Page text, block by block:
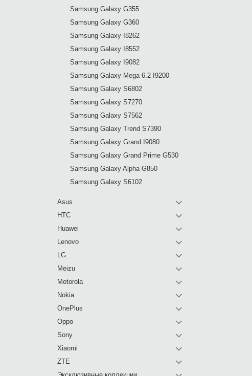
Samsung Galaxy G355
Samsung Galaxy G360
Samsung Galaxy I8262
Samsung Galaxy I8552
Samsung Galaxy I9082
Samsung Galaxy Mega 6.2 I9200
Samsung Galaxy S6802
Samsung Galaxy S7270
Samsung Galaxy S7562
Samsung Galaxy Trend S7390
Samsung Galaxy Grand I9080
Samsung Galaxy Grand Prime G530
Samsung Galaxy Alpha G850
Samsung Galaxy S6102
Asus
HTC
Huawei
Lenovo
LG
Meizu
Motorola
Nokia
OnePlus
Oppo
Sony
Xiaomi
ZTE